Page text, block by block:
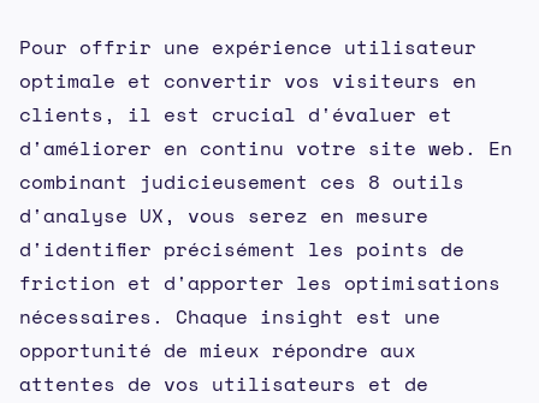
Pour offrir une expérience utilisateur
optimale et convertir vos visiteurs en
clients, il est crucial d'évaluer et
d'améliorer en continu votre site web. En
combinant judicieusement ces 8 outils
d'analyse UX, vous serez en mesure
d'identifier précisément les points de
friction et d'apporter les optimisations
nécessaires. Chaque insight est une
opportunité de mieux répondre aux
attentes de vos utilisateurs et de